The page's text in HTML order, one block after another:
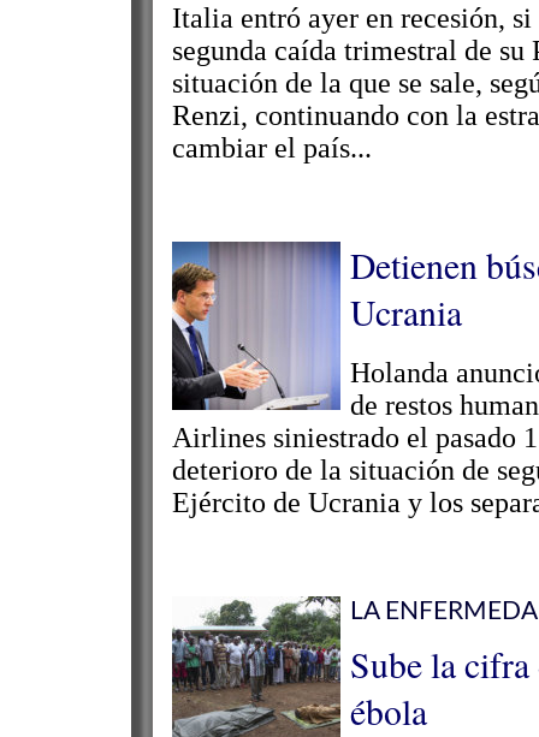
Italia entró ayer en recesión,
segunda caída trimestral de
situación de la que se sale,
Renzi, continuando con la
cambiar el país...
Detienen
Ucrania
Holanda
de restos
Airlines siniestrado el pasado
deterioro de la situación de
Ejército de Ucrania y los
LA
Sube la cifra
ébola